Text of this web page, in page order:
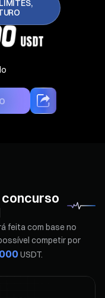
concurso
feita com base no
competir por
USDT.